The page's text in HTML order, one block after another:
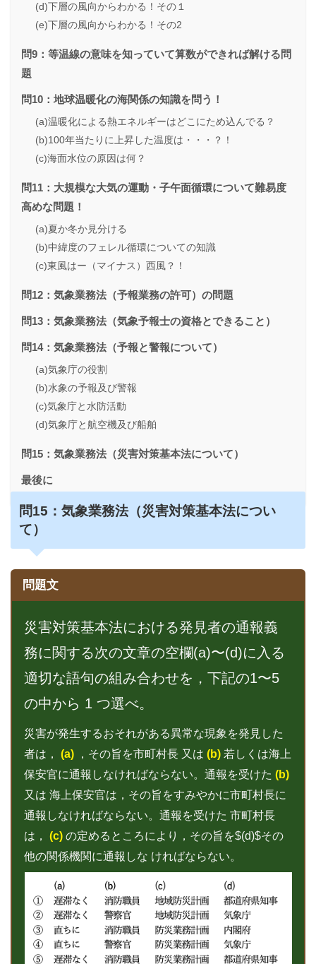
(d)下層の風向からわかる！その１
(e)下層の風向からわかる！その2
問9：等温線の意味を知っていて算数ができれば解ける問
題
問10：地球温暖化の海関係の知識を問う！
(a)温暖化による熱エネルギーはどこにため込んでる？
(b)100年当たりに上昇した温度は・・・？！
(c)海面水位の原因は何？
問11：大規模な大気の運動・子午面循環について難易度
高めな問題！
(a)夏か冬か見分ける
(b)中緯度のフェレル循環についての知識
(c)東風はー（マイナス）西風？！
問12：気象業務法（予報業務の許可）の問題
問13：気象業務法（気象予報士の資格とできること）
問14：気象業務法（予報と警報について）
(a)気象庁の役割
(b)水象の予報及び警報
(c)気象庁と水防活動
(d)気象庁と航空機及び船舶
問15：気象業務法（災害対策基本法について）
最後に
問15：気象業務法（災害対策基本法につい
て）
問題文
災害対策基本法における発見者の通報義
務に関する次の文章の空欄(a)〜(d)に入る
適切な語句の組み合わせを，下記の1〜5
の中から 1 つ選べ。
災害が発生するおそれがある異常な現象を発見した
者は，
(a) ，その旨を市町村⻑ 又は(b)若しくは海上
保安官に通報しなければならない。通報を受けた (b)
又は 海上保安官は，その旨をすみやかに市町村⻑に
通報しなければならない。通報を受けた 市町村⻑
は，
(c)の定めるところにより，その旨を$(d)$その
他の関係機関に通報しな ければならない。